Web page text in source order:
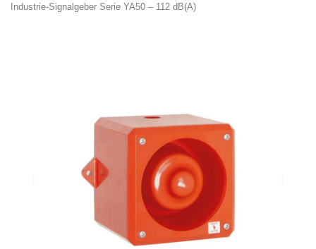
Industrie-Signalgeber Serie YA50 – 112 dB(A)